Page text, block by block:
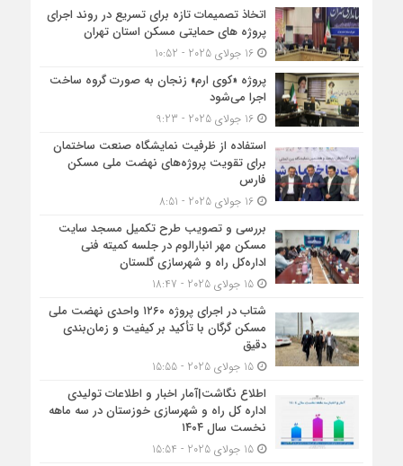
اتخاذ تصمیمات تازه برای تسریع در روند اجرای
پروژه های حمایتی مسکن استان تهران
16 جولای 2025 - 10:52
پروژه «کوی ارم» زنجان به صورت گروه ساخت
اجرا می‌شود
16 جولای 2025 - 9:23
استفاده از ظرفیت نمایشگاه صنعت ساختمان
برای تقویت پروژه‌های نهضت ملی مسکن
فارس
16 جولای 2025 - 8:51
بررسی و تصویب طرح تکمیل مسجد سایت
مسکن مهر انبارالوم در جلسه کمیته فنی
اداره‌کل راه و شهرسازی گلستان
15 جولای 2025 - 18:47
شتاب در اجرای پروژه ۱۲۶۰ واحدی نهضت ملی
مسکن گرگان با تأکید بر کیفیت و زمان‌بندی
دقیق
15 جولای 2025 - 15:55
اطلاع نگاشت|آمار اخبار و اطلاعات تولیدی
اداره کل راه و شهرسازی خوزستان در سه ماهه
نخست سال ۱۴۰۴
15 جولای 2025 - 15:54